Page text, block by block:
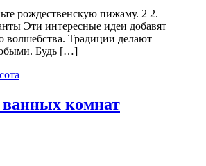
рождественскую пижаму. 2 2.
Эти интересные идеи добавят
волшебства. Традиции делают
Будь […]
комнат